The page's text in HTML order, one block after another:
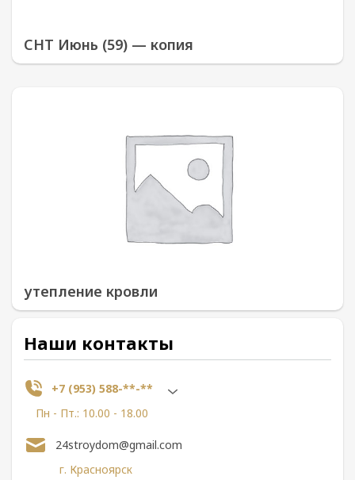
СНТ Июнь (59) — копия
утепление кровли
Наши контакты
+7 (953) 588-**-**
Пн - Пт.: 10.00 - 18.00
г. Красноярск
24stroydom@gmail.com